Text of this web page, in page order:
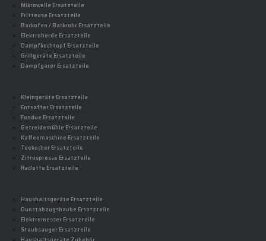
Mikrowelle Ersatzteile
Fritteuse Ersatzteile
Backofen / Backrohr Ersatzteile
Elektroherde Ersatzteile
Dampfkochtopf Ersatzteile
Grillgeräte Ersatzteile
Dampfgarer Ersatzteile
Kleingeräte Ersatzteile
Entsafter Ersatzteile
Fondue Ersatzteile
Getreidemühle Ersatzteile
Kaffeemaschine Ersatzteile
Teekocher Ersatzteile
Zitruspresse Ersatzteile
Raclette Ersatzteile
Haushaltsgeräte Ersatzteile
Dunstabzugshaube Ersatzteile
Elektromesser Ersatzteile
Staubsauger Ersatzteile